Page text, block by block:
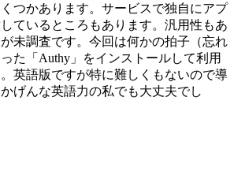
つかあります。サービスで独自にアプ
ているところもあります。汎用性もあ
未調査です。今回は何かの拍子（忘れ
た「Authy」をインストールして利用
英語版ですが特に難しくもないので導
げんな英語力の私でも大丈夫でし